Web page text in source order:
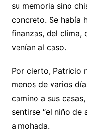
su memoria sino
concreto. Se había
finanzas, del clima,
venían al caso.
Por cierto, Patricio
menos de varios
camino a sus
sentirse “el niño de
almohada.